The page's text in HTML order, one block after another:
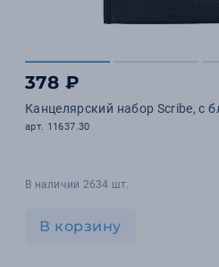
378 ₽
Канцелярский набор Scribe, с
арт. 11637.30
В наличии 2634 шт.
В корзину